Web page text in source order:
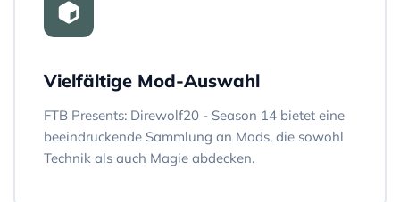
Vielfältige Mod-Auswahl
FTB Presents: Direwolf20 - Season 14 bietet eine
beeindruckende Sammlung an Mods, die sowohl
Technik als auch Magie abdecken.